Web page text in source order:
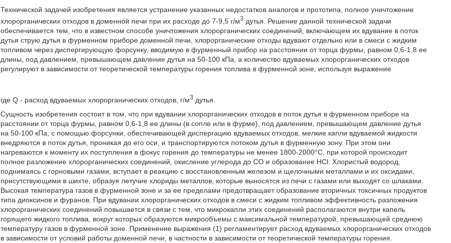
Технической задачей изобретения является устранение указанных недостатков аналогов и прототипа, полное уничтожение
хлорорганических отходов в доменной печи при их расходе до 7-9,5 г/м3 дутья. Решение данной технической задачи
обеспечивается тем, что в известном способе уничтожения хлорорганических соединений, включающем их вдувание в поток
дутья струю дутья в фурменном приборе доменной печи, хлорорганические отходы вдувают отдельно или в смеси с жидким
топливом через диспергирующую форсунку, вводимую в фурменный прибор на расстоянии от торца фурмы, равном 0,6-1,8 ее
длины, под давлением, превышающем давление дутья на 50-100 кПа, а количество вдуваемых хлорорганических отходов
регулируют в зависимости от теоретической температуры горения топлива в фурменной зоне, используя выражение
где Q - расход вдуваемых хлорорганических отходов, г/м3 дутья.
Сущность изобретения состоит в том, что при вдувании хлорорганических отходов в поток дутья в фурменном приборе на
расстоянии от торца фурмы, равном 0,6-1,8 ее длины (в сопле или в фурме), под давлением, превышающем давление дутья
на 50-100 кПа, с помощью форсунки, обеспечивающей диспергацию вдуваемых отходов, мелкие капли вдуваемой жидкости
внедряются в поток дутья, проникая до его оси, и транспортируются потоком дутья в фурменную зону. При этом они
нагреваются к моменту их поступления в фокус горения до температуры не менее 1800-2000°С, при которой происходит
полное разложение хлорорганических соединений, окисление углерода до СО и образование HCl. Хлористый водород,
поднимаясь с горновыми газами, вступает в реакцию с восстановленным железом и щелочными металлами и их оксидами,
присутствующими в шихте, образуя летучие хлориды металлов, которые выносятся из печи с газами или выходят со шлаками.
Высокая температура газов в фурменной зоне и за ее пределами предотвращает образование вторичных токсичных продуктов
типа диоксинов и фуранов. При вдувании хлорорганических отходов в смеси с жидким топливом эффективность разложения
хлорорганических соединений повышается в связи с тем, что микрокапли этих соединений располагаются внутри капель
горящего жидкого топлива, вокруг которых образуются микрообъемы с максимальной температурой, превышающей среднюю
температуру газов в фурменной зоне. Применение выражения (1) регламентирует расход вдуваемых хлорорганических отходов
в зависимости от условий работы доменной печи, в частности в зависимости от теоретической температуры горения.